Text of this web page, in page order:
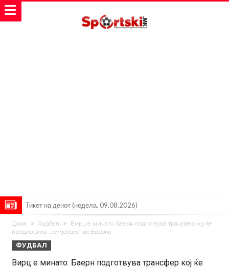
Тикет на денот (недела, 09.08.2026)
Само во Турција: Салах доби милиони, а потоа градоначалникот
го остави без зборови
Зборови кои сите ги чекаа, Симеоне го спореди Алварез со
Реал Мадрид ја прекинува потрагата по нов играч за врска
Дома Фудбал
Вирц е минато: Баерн подготвува трансфер кој ќе
предизвика „земјотрес“ во Европа
ФУДБАЛ
Вирц е минато: Баерн подготвува трансфер кој ќе